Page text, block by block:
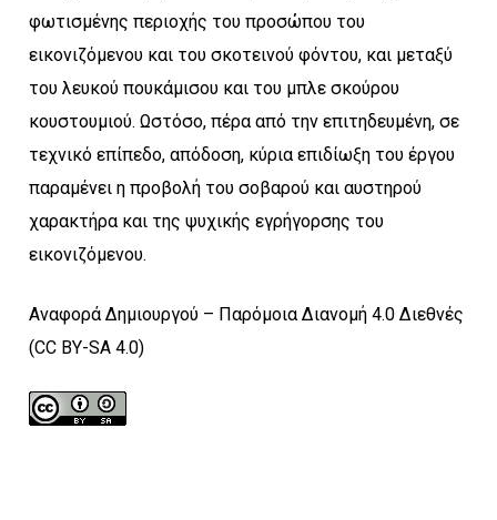
φωτισμένης περιοχής του προσώπου του
εικονιζόμενου και του σκοτεινού φόντου, και μεταξύ
του λευκού πουκάμισου και του μπλε σκούρου
κουστουμιού. Ωστόσο, πέρα από την επιτηδευμένη, σε
τεχνικό επίπεδο, απόδοση, κύρια επιδίωξη του έργου
παραμένει η προβολή του σοβαρού και αυστηρού
χαρακτήρα και της ψυχικής εγρήγορσης του
εικονιζόμενου.
Αναφορά Δημιουργού – Παρόμοια Διανομή 4.0 Διεθνές
(CC BY-SA 4.0)